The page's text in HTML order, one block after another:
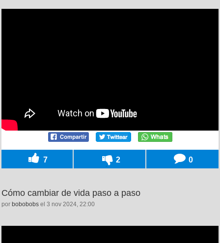
7 2 0
Cómo cambiar de vida paso a paso
por bobobobs el 3 nov 2024, 22:00